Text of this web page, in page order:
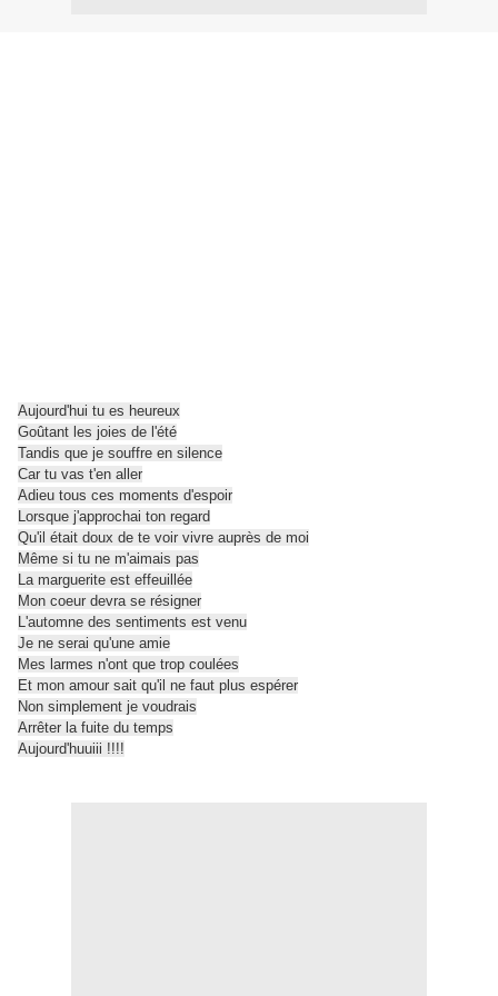
Aujourd'hui tu es heureux
Goûtant les joies de l'été
Tandis que je souffre en silence
Car tu vas t'en aller
Adieu tous ces moments d'espoir
Lorsque j'approchai ton regard
Qu'il était doux de te voir vivre auprès de moi
Même si tu ne m'aimais pas
La marguerite est effeuillée
Mon coeur devra se résigner
L'automne des sentiments est venu
Je ne serai qu'une amie
Mes larmes n'ont que trop coulées
Et mon amour sait qu'il ne faut plus espérer
Non simplement je voudrais
Arrêter la fuite du temps
Aujourd'huuiii !!!!